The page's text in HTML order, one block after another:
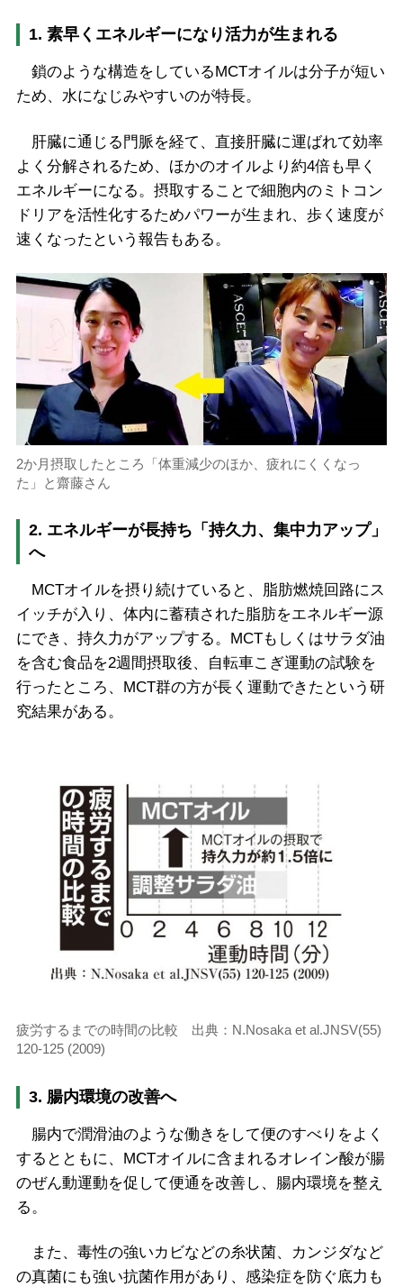
1. 素早くエネルギーになり活力が生まれる
鎖のような構造をしているMCTオイルは分子が短い
ため、水になじみやすいのが特長。
肝臓に通じる門脈を経て、直接肝臓に運ばれて効率
よく分解されるため、ほかのオイルより約4倍も早く
エネルギーになる。摂取することで細胞内のミトコン
ドリアを活性化するためパワーが生まれ、歩く速度が
速くなったという報告もある。
2か月摂取したところ「体重減少のほか、疲れにくくなっ
た」と齋藤さん
2. エネルギーが長持ち「持久力、集中力アップ」
へ
MCTオイルを摂り続けていると、脂肪燃焼回路にス
イッチが入り、体内に蓄積された脂肪をエネルギー源
にでき、持久力がアップする。MCTもしくはサラダ油
を含む食品を2週間摂取後、自転車こぎ運動の試験を
行ったところ、MCT群の方が長く運動できたという研
究結果がある。
疲労するまでの時間の比較 出典：N.Nosaka et al.JNSV(55)
120-125 (2009)
3. 腸内環境の改善へ
腸内で潤滑油のような働きをして便のすべりをよく
するとともに、MCTオイルに含まれるオレイン酸が腸
のぜん動運動を促して便通を改善し、腸内環境を整え
る。
また、毒性の強いカビなどの糸状菌、カンジダなど
の真菌にも強い抗菌作用があり、感染症を防ぐ底力も